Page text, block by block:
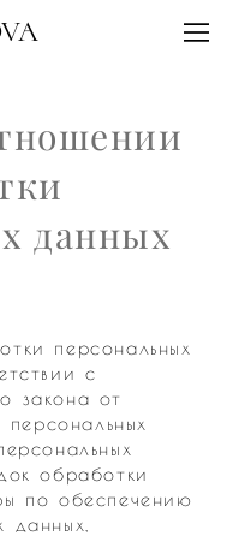
данных
персональных
с
закона от
обработки
по обеспечению
данных,